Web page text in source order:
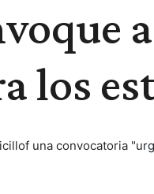
los
una convocatoria